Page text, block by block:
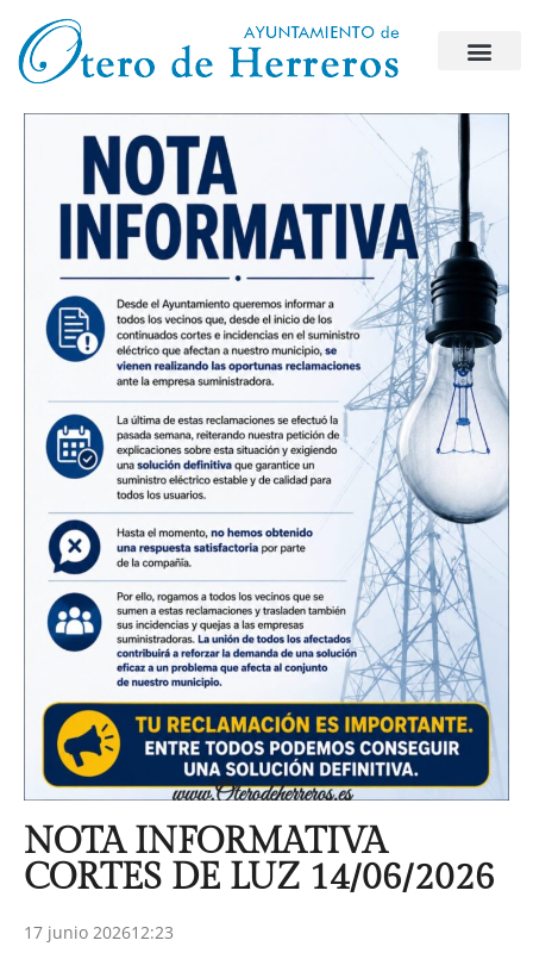
NOTA INFORMATIVA
CORTES DE LUZ 14/06/2026
17 junio 202612:23